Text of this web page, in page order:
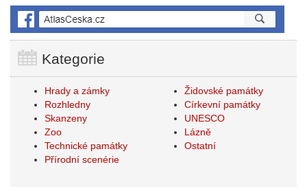
Kategorie
Hrady a zámky
Rozhledny
Skanzeny
Zoo
Technické památky
Přírodní scenérie
Židovské památky
Církevní památky
UNESCO
Lázně
Ostatní